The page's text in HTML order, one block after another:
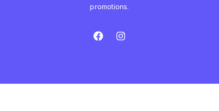
promotions.